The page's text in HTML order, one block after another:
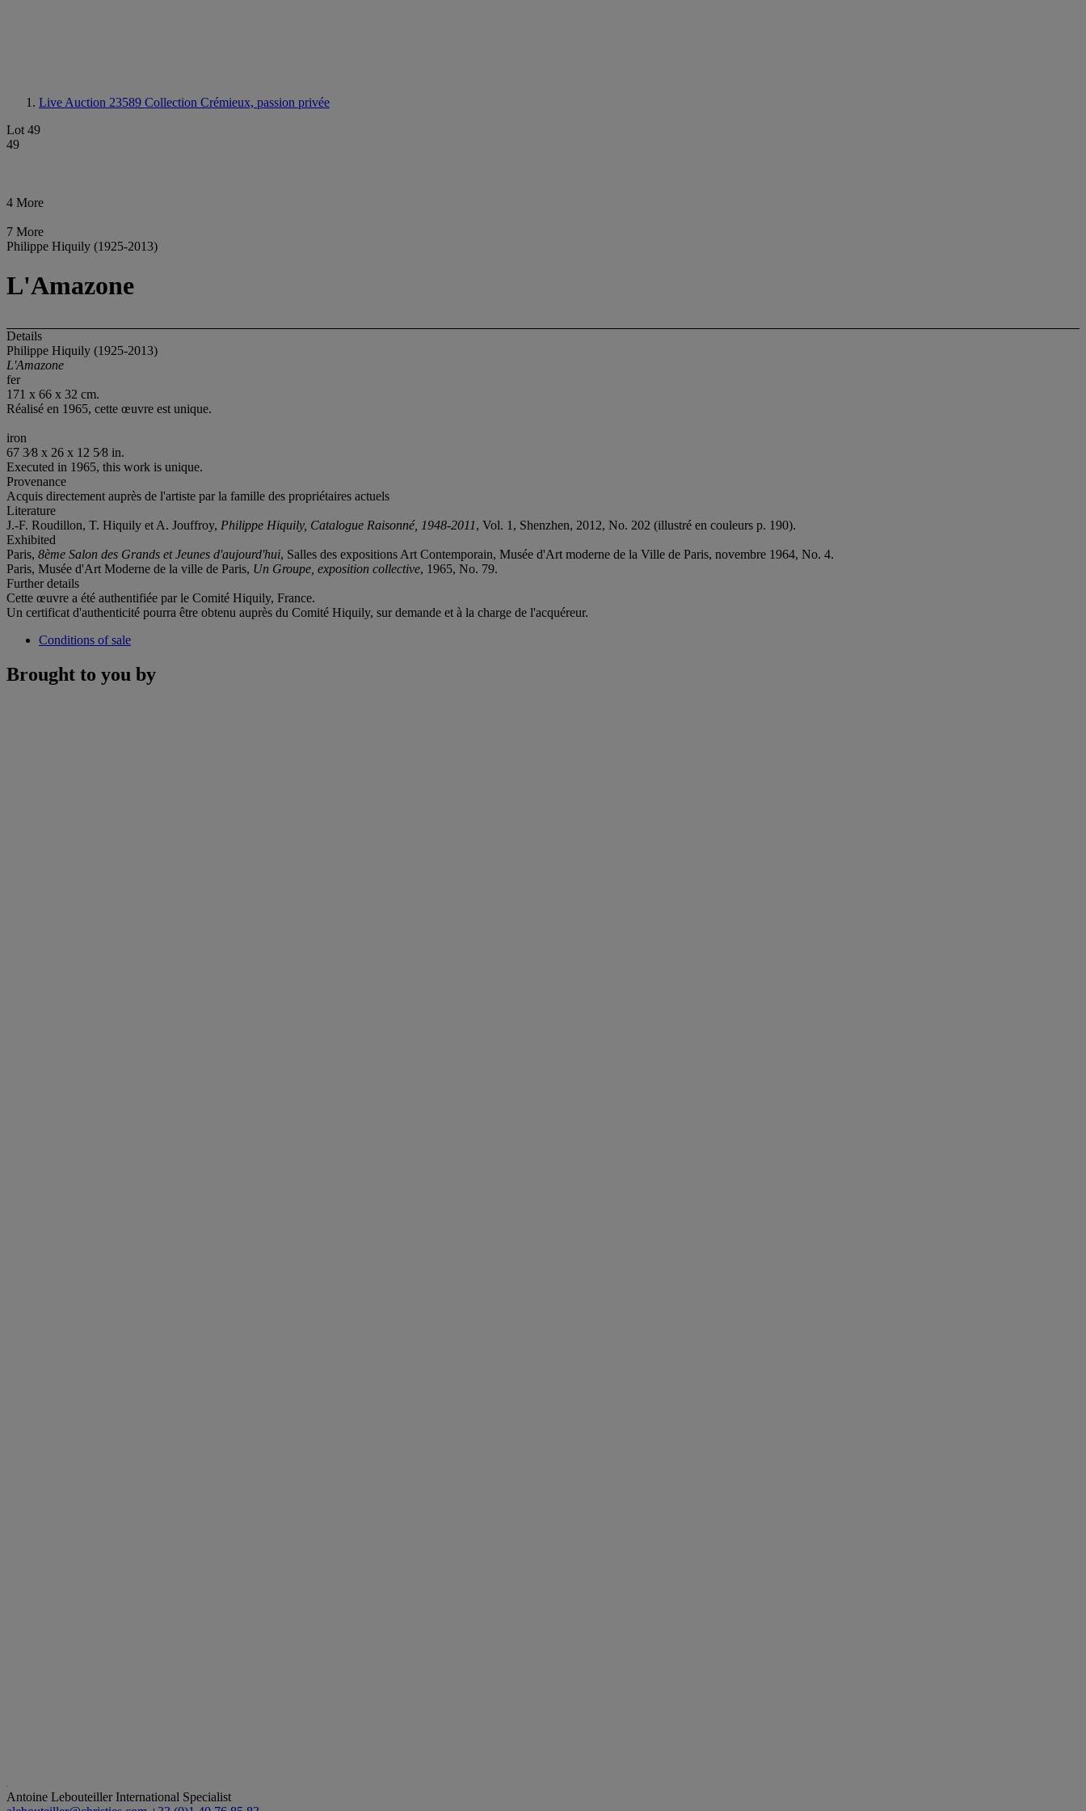
Live Auction 23589 Collection Crémieux, passion privée
Lot 49
49
4 More
7 More
Philippe Hiquily (1925-2013)
L'Amazone
Details
Philippe Hiquily (1925-2013)
L'Amazone
fer
171 x 66 x 32 cm.
Réalisé en 1965, cette œuvre est unique.
iron
67 3⁄8 x 26 x 12 5⁄8 in.
Executed in 1965, this work is unique.
Provenance
Acquis directement auprès de l'artiste par la famille des propriétaires actuels
Literature
J.-F. Roudillon, T. Hiquily et A. Jouffroy, Philippe Hiquily, Catalogue Raisonné, 1948-2011, Vol. 1, Shenzhen, 2012, No. 202 (illustré en couleurs p. 190).
Exhibited
Paris, 8ème Salon des Grands et Jeunes d'aujourd'hui, Salles des expositions Art Contemporain, Musée d'Art moderne de la Ville de Paris, novembre 1964, No. 4.
Paris, Musée d'Art Moderne de la ville de Paris, Un Groupe, exposition collective, 1965, No. 79.
Further details
Cette œuvre a été authentifiée par le Comité Hiquily, France.
Un certificat d'authenticité pourra être obtenu auprès du Comité Hiquily, sur demande et à la charge de l'acquéreur.
Conditions of sale
Brought to you by
Antoine LebouteillerInternational Specialist